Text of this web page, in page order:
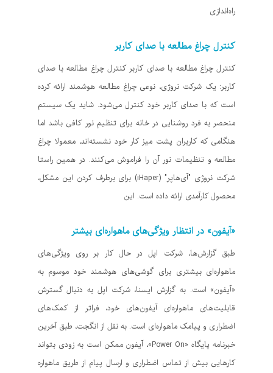
راه‌اندازی
کنترل چراغ مطالعه‌ با صدای کاربر
کنترل چراغ مطالعه‌ با صدای کاربر کنترل چراغ مطالعه‌ با صدای
کاربر: یک شرکت نروژی، نوعی چراغ مطالعه هوشمند ارائه کرده
است که با صدای کاربر خود کنترل می‌شود. شاید یک سیستم
منحصر به فرد روشنایی در خانه برای تنظیم نور کافی باشد اما
هنگامی که کاربران پشت میز کار خود نشسته‌اند، معمولا چراغ
مطالعه و تنظیمات نور آن را فراموش می‌کنند. در همین راستا
شرکت نروژی "آی‌هاپر" (iHaper) برای برطرف کردن این مشکل،
محصول کارآمدی ارائه داده است. این
«آیفون» در انتظار ویژگی‌های ماهواره‌ای بیشتر
طبق گزارش‌ها، شرکت اپل در حال کار بر روی ویژگی‌های
ماهواره‌ای بیشتری برای گوشی‌های هوشمند خود موسوم به
«آیفون» است. به گزارش‌ ایسنا، شرکت اپل به دنبال گسترش
قابلیت‌های ماهواره‌ای آیفون‌های خود، فراتر از کمک‌های
اضطراری و پیامک ماهواره‌ای است. به نقل از انگجت، طبق آخرین
خبرنامه پایگاه «Power On»، آیفون ممکن است به زودی بتواند
کارهایی بیش از تماس اضطراری و ارسال پیام از طریق ماهواره